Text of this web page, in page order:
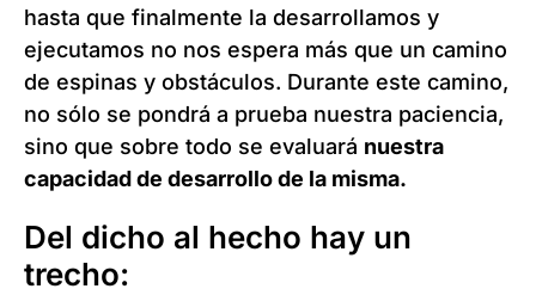
hasta que finalmente la desarrollamos y
ejecutamos no nos espera más que un camino
de espinas y obstáculos. Durante este camino,
no sólo se pondrá a prueba nuestra paciencia,
sino que sobre todo se evaluará nuestra
capacidad de desarrollo de la misma.
Del dicho al hecho hay un
trecho: